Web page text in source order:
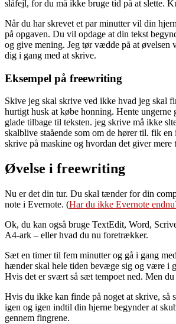
slåfejl, for du må ikke bruge tid på at slette.
Når du har skrevet et par minutter vil din
på opgaven. Du vil opdage at din tekst
og give mening. Jeg tør vædde på at øvelsen
dig i gang med at skrive.
Eksempel på freewriting
Skive jeg skal skrive ved ikke hvad jeg skal
hurtigt husk at købe honning. Hente ungerne
glade tilbage til teksten. jeg skrive må ikke
skalblive staående som om de hører til. fik
skrive på maskine og hvordan det giver
Øvelse i freewriting
Nu er det din tur. Du skal tænder for din
note i Evernote. (Har du ikke Evernote
Ok, du kan også bruge TextEdit, Word,
A4-ark – eller hvad du nu foretrækker.
Sæt en timer til fem minutter og gå i gang
hænder skal hele tiden bevæge sig og være i
Hvis det er svært så sæt tempoet ned. Men du
Hvis du ikke kan finde på noget at skrive, så
igen og igen indtil din hjerne begynder at
gennem fingrene.